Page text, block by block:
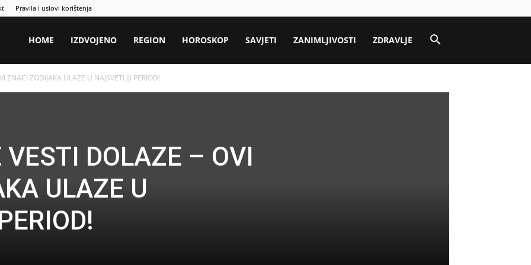
Pravila i uslovi korištenja
HOME IZDVOJENO REGION HOROSKOP SAVJETI ZANIMLJIVOSTI ZDRAVLJE
ZNACI ZODIJAKA ULAZE U NAJSVETLIJI PERIOD!
DOLAZE – OVI
ULAZE U